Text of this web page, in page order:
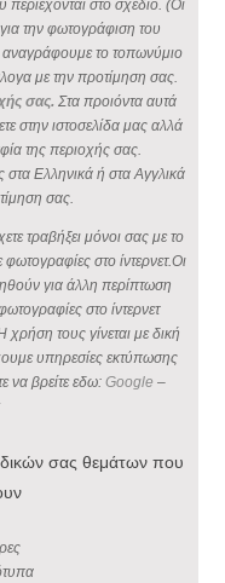
στο σχέδιο. (Οι
την φωτογράφιση του
αναγράφουμε το τοπωνύμιο
με την προτίμηση σας.
σας. Στα προιόντα αυτά
στην ιστοσελίδα μας αλλά
της περιοχής σας.
Ελληνικά ή στα Αγγλικά
σας.
τραβήξει μόνοι σας με το
στο ίντερνετ.Οι
για άλλη περίπτωση
στο ίντερνετ
χρήση τους γίνεται με δική
υπηρεσίες εκτύπωσης
να βρείτε εδω: Google –
σας θεμάτων που